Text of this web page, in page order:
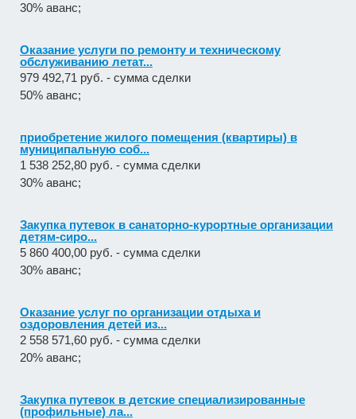
30% аванс;
Оказание услуги по ремонту и техническому
обслуживанию летат...
979 492,71 руб. - сумма сделки
50% аванс;
приобретение жилого помещения (квартиры) в
муниципальную соб...
1 538 252,80 руб. - сумма сделки
30% аванс;
Закупка путевок в санаторно-курортные организации
детям-сиро...
5 860 400,00 руб. - сумма сделки
30% аванс;
Оказание услуг по организации отдыха и
оздоровления детей из...
2 558 571,60 руб. - сумма сделки
20% аванс;
Закупка путевок в детские специализированные
(профильные) ла...